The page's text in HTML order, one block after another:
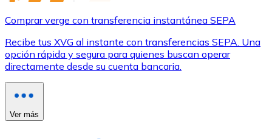
Comprar verge con transferencia instantánea SEPA
Recibe tus XVG al instante con transferencias SEPA. Una
opción rápida y segura para quienes buscan operar
directamente desde su cuenta bancaria.
Ver más